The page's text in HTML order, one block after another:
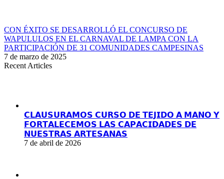
CON ÉXITO SE DESARROLLÓ EL CONCURSO DE
WAPULULOS EN EL CARNAVAL DE LAMPA CON LA
PARTICIPACIÓN DE 31 COMUNIDADES CAMPESINAS
7 de marzo de 2025
Recent Articles
𝗖𝗟𝗔𝗨𝗦𝗨𝗥𝗔𝗠𝗢𝗦 𝗖𝗨𝗥𝗦𝗢 𝗗𝗘 𝗧𝗘𝗝𝗜𝗗𝗢 𝗔 𝗠𝗔𝗡𝗢 𝗬
𝗙𝗢𝗥𝗧𝗔𝗟𝗘𝗖𝗘𝗠𝗢𝗦 𝗟𝗔𝗦 𝗖𝗔𝗣𝗔𝗖𝗜𝗗𝗔𝗗𝗘𝗦 𝗗𝗘
𝗡𝗨𝗘𝗦𝗧𝗥𝗔𝗦 𝗔𝗥𝗧𝗘𝗦𝗔𝗡𝗔𝗦
7 de abril de 2026